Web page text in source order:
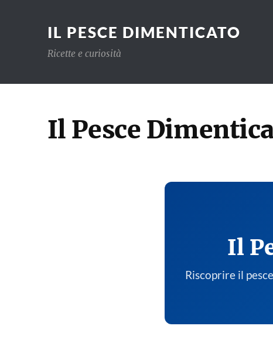
IL PESCE DIMENTICATO
Ricette e curiosità
Il Pesce
Il
Riscoprire il